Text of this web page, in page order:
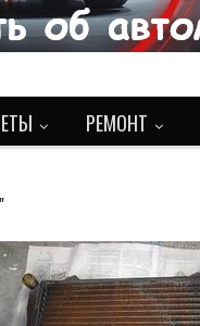
РЕМОНТ